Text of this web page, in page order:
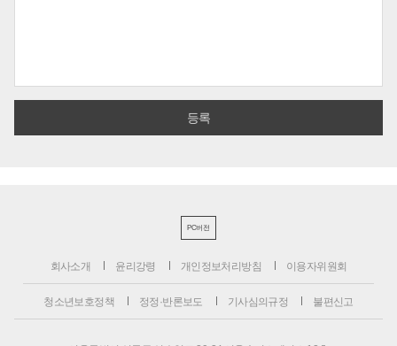
PC버전
회사소개 윤리강령 개인정보처리방침 이용자위원회
청소년보호정책 정정·반론보도 기사심의규정 불편신고